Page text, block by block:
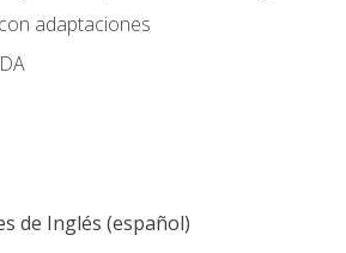
adaptaciones
de Inglés (español)